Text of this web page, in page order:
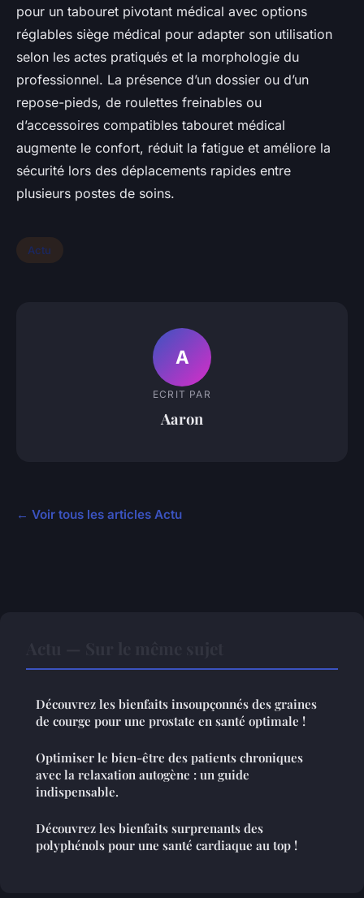
pour un tabouret pivotant médical avec options
réglables siège médical pour adapter son utilisation
selon les actes pratiqués et la morphologie du
professionnel. La présence d’un dossier ou d’un
repose-pieds, de roulettes freinables ou
d’accessoires compatibles tabouret médical
augmente le confort, réduit la fatigue et améliore la
sécurité lors des déplacements rapides entre
plusieurs postes de soins.
Actu
A
ECRIT PAR
Aaron
← Voir tous les articles Actu
Découvrez les bienfaits insoupçonnés des graines
de courge pour une prostate en santé optimale !
Optimiser le bien-être des patients chroniques
avec la relaxation autogène : un guide
indispensable.
Découvrez les bienfaits surprenants des
polyphénols pour une santé cardiaque au top !